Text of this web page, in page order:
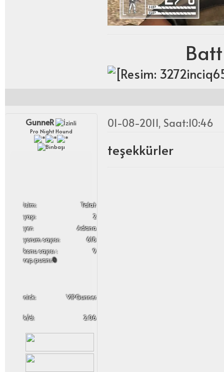
GunneR
Pro Night Hound
i̇sim:
Talat
yaşı:
2
yer:
Adana
yorum sayısı:
618
konu sayısı :
9
rep puanı:0
nick: VIPGunner
k/d: 2.06
01-08-2011, Saat:10:46
teşekkürler